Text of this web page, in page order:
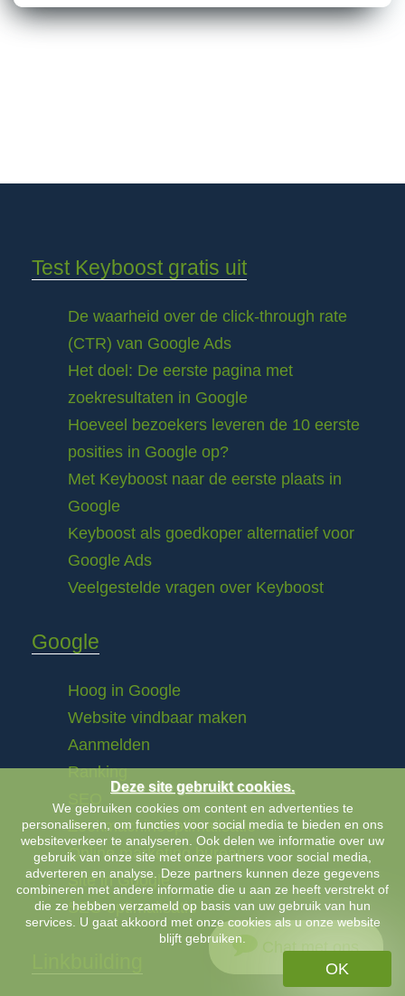
Test Keyboost gratis uit
De waarheid over de click-through rate
(CTR) van Google Ads
Het doel: De eerste pagina met
zoekresultaten in Google
Hoeveel bezoekers leveren de 10 eerste
posities in Google op?
Met Keyboost naar de eerste plaats in
Google
Keyboost als goedkoper alternatief voor
Google Ads
Veelgestelde vragen over Keyboost
Google
Hoog in Google
Website vindbaar maken
Aanmelden
Ranking
SEO
Zoekmachineoptimalisatie
Online marketing bureau
Site in Google
SEO optimalisatie
Chat met ons
Deze site gebruikt cookies.
We gebruiken cookies om content en advertenties te
personaliseren, om functies voor social media te bieden en ons
websiteverkeer te analyseren. Ook delen we informatie over uw
gebruik van onze site met onze partners voor social media,
adverteren en analyse. Deze partners kunnen deze gegevens
combineren met andere informatie die u aan ze heeft verstrekt of
die ze hebben verzameld op basis van uw gebruik van hun
services. U gaat akkoord met onze cookies als u onze website
blijft gebruiken.
OK